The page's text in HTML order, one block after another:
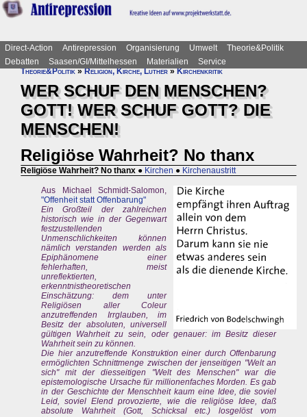
Direct-Action Antirepression Organisierung Umwelt
Theorie&Politik
Debatten
Saasen/GI/Mittelhessen Materialien
Service
Theorie&Politik»Religion, Kirche, Luther»Kirchenkritik
WER SCHUF DEN MENSCHEN?
GOTT! WER SCHUF GOTT? DIE
MENSCHEN!
Religiöse Wahrheit? No thanx
Religiöse Wahrheit? No thanx ● Kirchen ● Kirchenaustritt
Aus Michael Schmidt-Salomon,
"Offenheit statt Offenbarung"
Ein Großteil der zahlreichen
historisch wie in der Gegenwart
festzustellenden
Unmenschlichkeiten können
nämlich verstanden werden als
Epiphänomene einer
fehlerhaften, meist
unreflektierten,
erkenntnistheoretischen
Einschätzung: dem unter
Religiösen aller Coleur
anzutreffenden Irrglauben, im
Besitz der absoluten, universell
gültigen Wahrheit zu sein, oder genauer: im Besitz dieser
Wahrheit sein zu können.
Die hier anzutreffende Konstruktion einer durch Offenbarung
ermöglichten Schnittmenge zwischen der jenseitigen "Welt an
sich" mit der diesseitigen "Welt des Menschen" war die
epistemologische Ursache für millionenfaches Morden. Es gab
in der Geschichte der Menschheit kaum eine Idee, die soviel
Leid, soviel Elend provozierte, wie die religiöse Idee, daß
absolute Wahrheit (Gott, Schicksal etc.) losgelöst vom